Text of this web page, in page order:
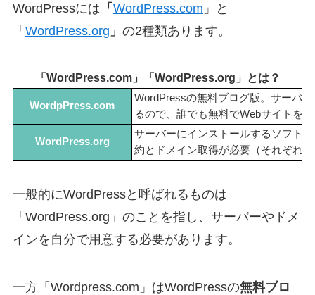
WordPressには 「 WordPress.com 」と
「 WordPress.org 」 の2種類あります。
「WordPress.com」「WordPress.org」 とは？
WordpPress.com
WordPressの無料ブログ版。サーバ
るので、誰でも無料でWebサイトを
WordPress.org
サーバーにインストールするソフト
約とドメイン取得が必要（それぞれ
一般的にWordPressと呼ばれるものは
「WordPress.org」のことを指し、サーバーやドメ
インを自分で用意する必要があります。
一方「Wordpress.com」はWordPressの無料ブロ